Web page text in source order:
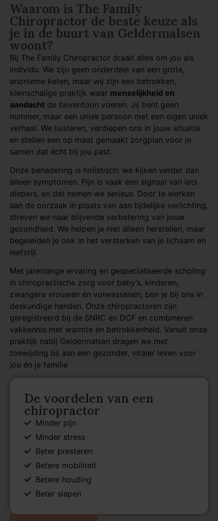
Waarom is The Family
Chiropractor de beste keuze als
je in de buurt van Geldermalsen
woont?
Bij The Family Chiropractor draait alles om jou als
individu. We zijn geen onderdeel van een grote,
anonieme keten, maar wij zijn een betrokken,
kleinschalige praktijk waar menselijkheid en
aandacht de boventoon voeren. Jij bent geen
nummer, maar een uniek persoon met een eigen uniek
verhaal. We luisteren, verdiepen ons in jouw situatie
en stellen een op maat gemaakt zorgplan voor je
samen dat écht bij jou past.
Onze benadering is holistisch: we kijken verder dan
alleen symptomen. Pijn is vaak een signaal van iets
diepers, en dat nemen we serieus. Door te werken
aan de oorzaak in plaats van aan tijdelijke verlichting,
streven we naar blijvende verbetering van jouw
gezondheid. We helpen je niet alleen herstellen, maar
begeleiden je ook in het versterken van je lichaam en
leefstijl.
Met jarenlange ervaring en gespecialiseerde scholing
in chiropractische zorg voor baby’s, kinderen,
zwangere vrouwen én volwassenen, ben je bij ons in
deskundige handen. Onze chiropractoren zijn
geregistreerd bij de SNRC en DCF en combineren
vakkennis met warmte en betrokkenheid. Vanuit onze
praktijk nabij Geldermalsen dragen we met
toewijding bij aan een gezonder, vitaler leven voor
jou én je familie
De voordelen van een
chiropractor
Minder pijn
Minder stress
Beter presteren
Betere mobiliteit
Betere houding
Beter slapen